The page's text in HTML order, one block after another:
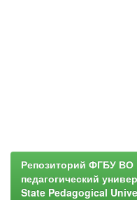
Репозиторий ФГБУ ВО
педагогический
State Pedagogical